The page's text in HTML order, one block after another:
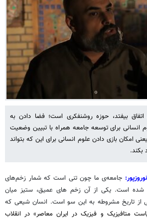
اتفاق بیفتد، حوزه روشنفکری است؛ فضا دادن به
انسانی برای توسعه جامعه همراه با تبیین وضعیت
امکان بازی دادن علوم انسانی برای این که بتواند
بکند.
جامعه‌ی ما چون تنی است که شمار زخم‌های
شده است. یکی از آن زخم های عمیق، ستیز میان
از تاریخ مشروطه به این سو است. انسان شیعی که
متافیزیک و فیزیک در ایران معاصر» در انقلاب